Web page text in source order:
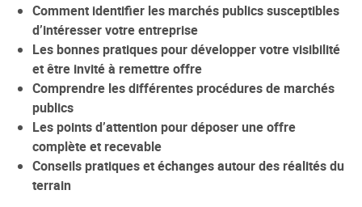
Comment identifier les marchés publics susceptibles
d’intéresser votre entreprise
Les bonnes pratiques pour développer votre visibilité
et être invité à remettre offre
Comprendre les différentes procédures de marchés
publics
Les points d’attention pour déposer une offre
complète et recevable
Conseils pratiques et échanges autour des réalités du
terrain